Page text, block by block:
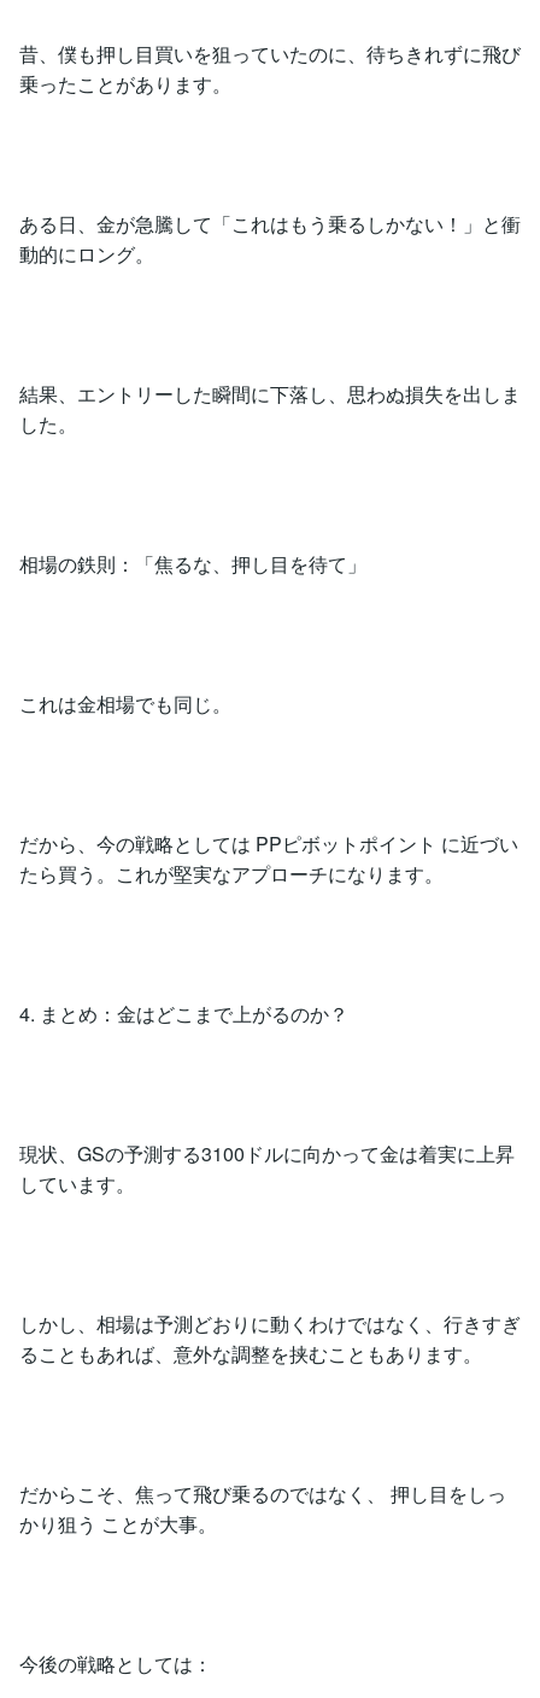
昔、僕も押し目買いを狙っていたのに、待ちきれずに飛び
乗ったことがあります。
ある日、金が急騰して「これはもう乗るしかない！」と衝
動的にロング。
結果、エントリーした瞬間に下落し、思わぬ損失を出しま
した。
相場の鉄則：「焦るな、押し目を待て」
これは金相場でも同じ。
だから、今の戦略としては PPピボットポイント に近づい
たら買う。これが堅実なアプローチになります。
4. まとめ：金はどこまで上がるのか？
現状、GSの予測する3100ドルに向かって金は着実に上昇
しています。
しかし、相場は予測どおりに動くわけではなく、行きすぎ
ることもあれば、意外な調整を挟むこともあります。
だからこそ、焦って飛び乗るのではなく、 押し目をしっ
かり狙う ことが大事。
今後の戦略としては：